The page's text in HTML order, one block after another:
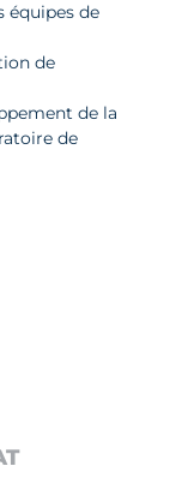
équipes de
de
de la
de